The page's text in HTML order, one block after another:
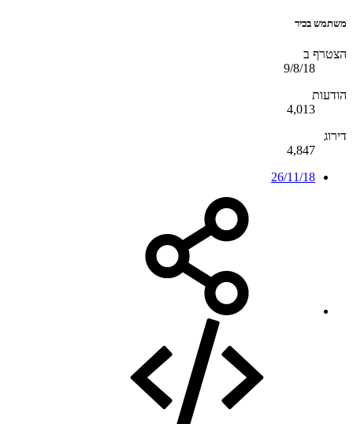
משתמש בכיר
הצטרף ב
9/8/18
הודעות
4,013
דירוג
4,847
26/11/18